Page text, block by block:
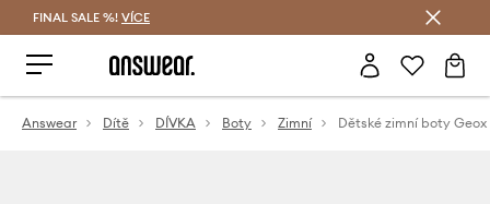
FINAL SALE %! VÍCE
Answear Dítě DÍVKA Boty Zimní Dětské zimní boty